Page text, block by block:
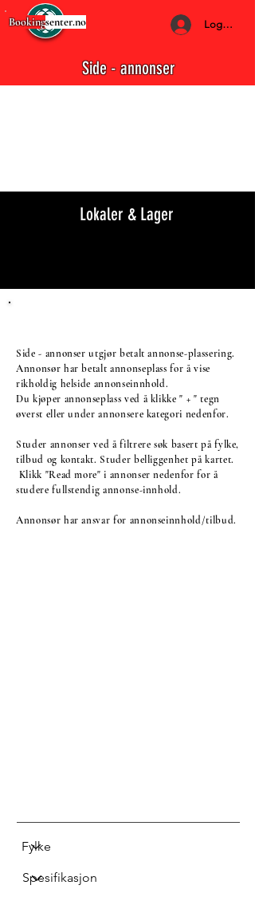
Bookingsenter.no Logg Inn
Side - annonser
Lokaler & Lager
Side - annonser utgjør betalt annonse-plassering.
Annonsør har betalt annonseplass for å vise
rikholdig helside annonseinnhold.
Du kjøper annonseplass ved å klikke " + " tegn
øverst eller under annonsere kategori nedenfor.
Studer annonser ved å filtrere søk basert på fylke,
tilbud og kontakt. Studer belliggenhet på kartet.
Klikk "Read more" i annonser nedenfor for å
studere fullstendig annonse-innhold.
Annonsør har ansvar for annonseinnhold/tilbud.